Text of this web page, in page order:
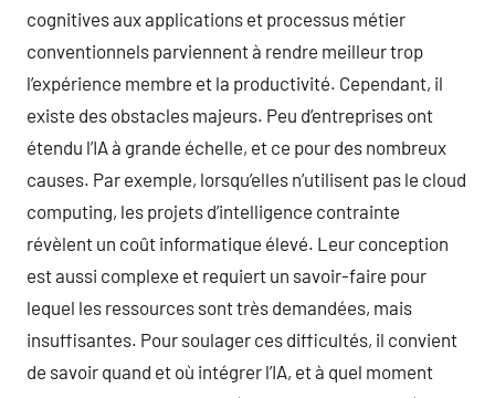
cognitives aux applications et processus métier
conventionnels parviennent à rendre meilleur trop
l’expérience membre et la productivité. Cependant, il
existe des obstacles majeurs. Peu d’entreprises ont
étendu l’IA à grande échelle, et ce pour des nombreux
causes. Par exemple, lorsqu’elles n’utilisent pas le cloud
computing, les projets d’intelligence contrainte
révèlent un coût informatique élevé. Leur conception
est aussi complexe et requiert un savoir-faire pour
lequel les ressources sont très demandées, mais
insuffisantes. Pour soulager ces difficultés, il convient
de savoir quand et où intégrer l’IA, et à quel moment